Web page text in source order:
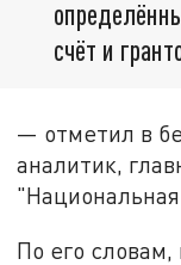
счёт и
— отметил в
аналитик,
По его